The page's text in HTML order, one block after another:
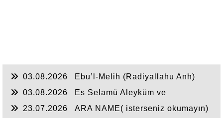
03.08.2026
Ebu’l-Melih (Radiyallahu Anh)
03.08.2026
Es Selamü Aleyküm ve
23.07.2026
ARA NAME( isterseniz okumayın)